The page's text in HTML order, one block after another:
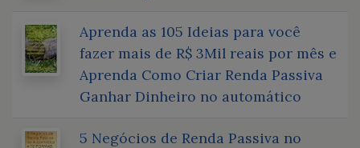
Aprenda as 105 Ideias para você
fazer mais de R$ 3Mil reais por mês e
Aprenda Como Criar Renda Passiva
Ganhar Dinheiro no automático
5 Negócios de Renda Passiva no